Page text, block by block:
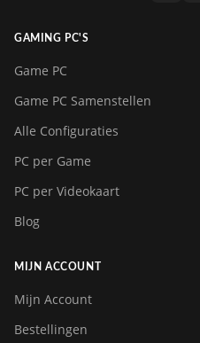
GAMING PC'S
Game PC
Game PC Samenstellen
Alle Configuraties
PC per Game
PC per Videokaart
Blog
MIJN ACCOUNT
Mijn Account
Bestellingen